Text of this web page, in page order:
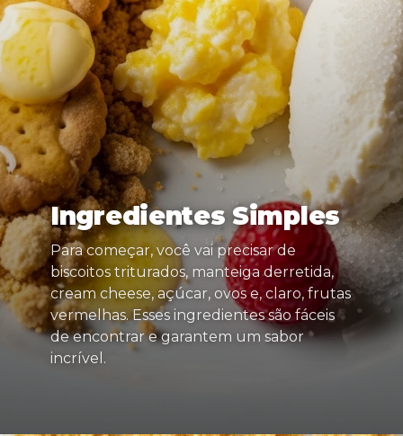
Ingredientes Simples
Para começar, você vai precisar de
biscoitos triturados, manteiga derretida,
cream cheese, açúcar, ovos e, claro, frutas
vermelhas. Esses ingredientes são fáceis
de encontrar e garantem um sabor
incrível.